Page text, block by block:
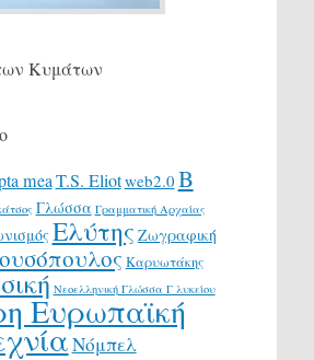
Κυμάτων
meaT.S. Eliotweb2.0 Β
Γλώσσα Γραμματική Αρχαίας
Ελύτης Ζωγραφική
Καρυωτάκης
Νεοελληνική Γλώσσα Γ λυκείου
Ευρωπαϊκή
Νόμπελ